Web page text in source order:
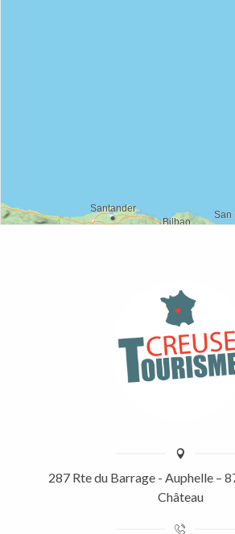
287 Rte du Barrage - Auphelle –
Château